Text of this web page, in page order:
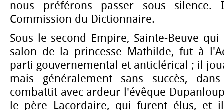
nous préférons passer sous
Commission du Dictionnaire.
Sous le second Empire, Sainte-Beuve
salon de la princesse Mathilde, fut à
parti gouvernemental et anticlérical ; il
mais généralement sans succès,
combattit avec ardeur l'évêque
le père Lacordaire, qui furent élus, et